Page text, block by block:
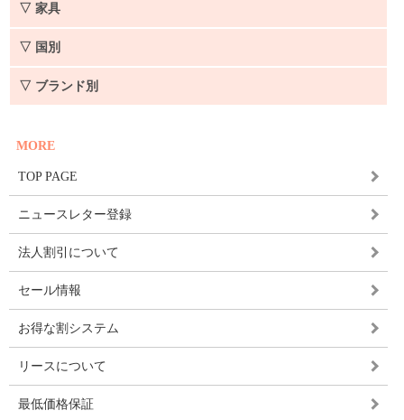
▽ 家具
▽ 国別
▽ ブランド別
MORE
TOP PAGE
ニュースレター登録
法人割引について
セール情報
お得な割システム
リースについて
最低価格保証